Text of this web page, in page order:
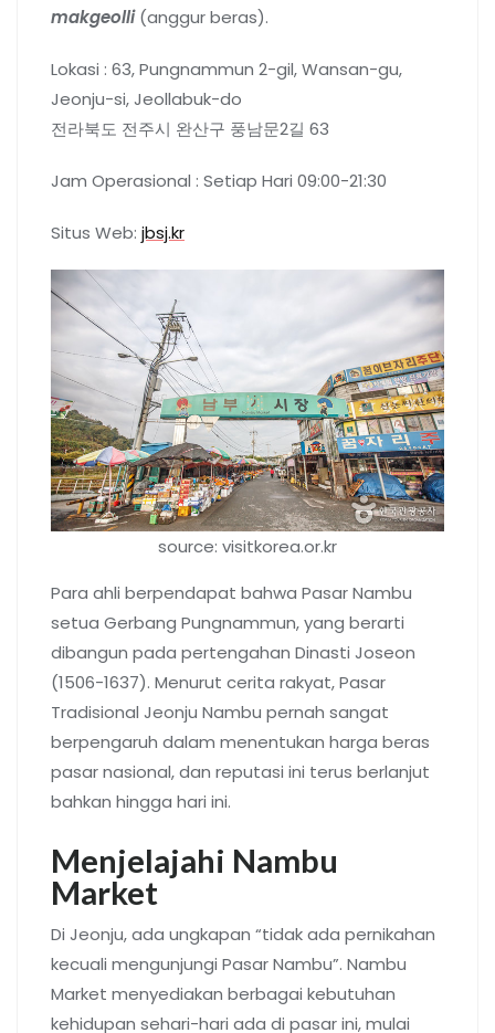
makgeolli(anggur beras).
Lokasi : 63, Pungnammun 2-gil, Wansan-gu,
Jeonju-si, Jeollabuk-do
전라북도 전주시 완산구 풍남문2길 63
Jam Operasional : Setiap Hari 09:00-21:30
Situs Web: jbsj.kr
source: visitkorea.or.kr
Para ahli berpendapat bahwa Pasar Nambu
setua Gerbang Pungnammun, yang berarti
dibangun pada pertengahan Dinasti Joseon
(1506-1637). Menurut cerita rakyat, Pasar
Tradisional Jeonju Nambu pernah sangat
berpengaruh dalam menentukan harga beras
pasar nasional, dan reputasi ini terus berlanjut
bahkan hingga hari ini.
Menjelajahi Nambu
Market
Di Jeonju, ada ungkapan “tidak ada pernikahan
kecuali mengunjungi Pasar Nambu”. Nambu
Market menyediakan berbagai kebutuhan
kehidupan sehari-hari ada di pasar ini, mulai